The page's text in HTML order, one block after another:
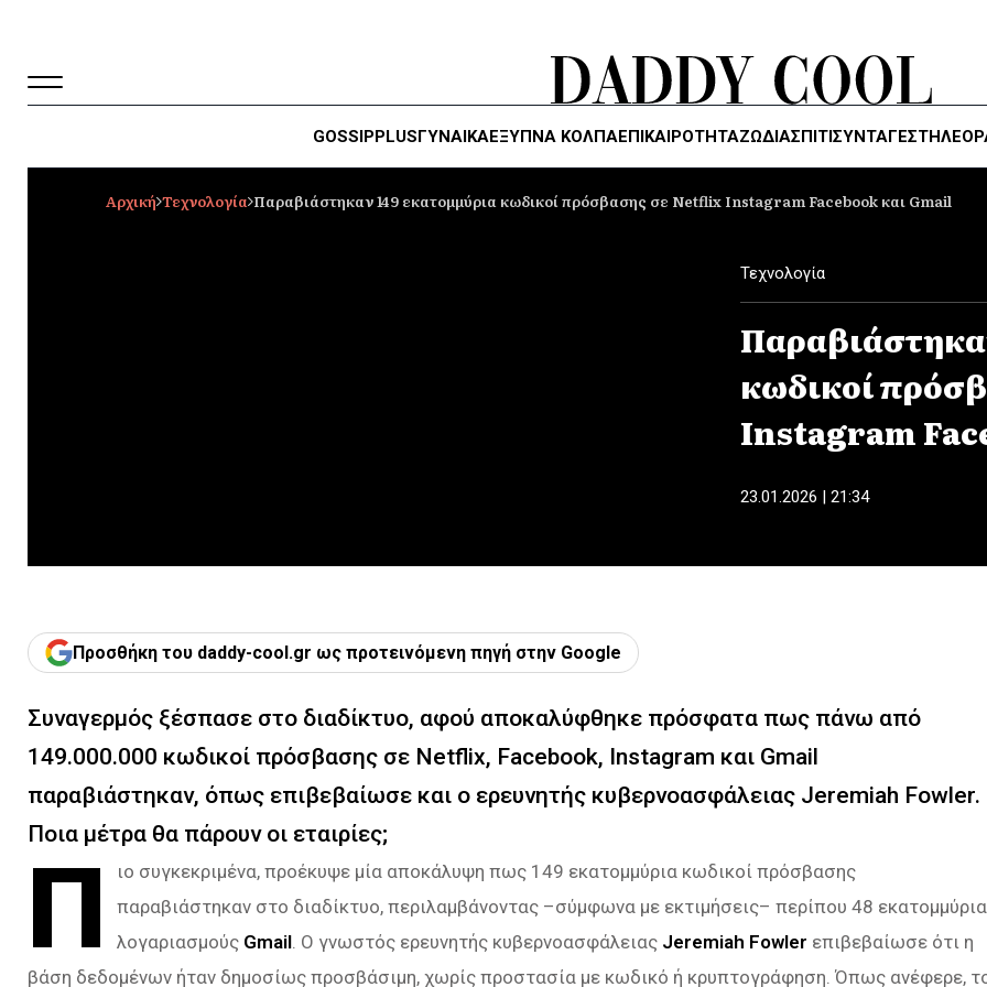
GOSSIPPLUSΓΥΝΑΙΚΑΈΞΥΠΝΑ ΚΌΛΠΑΕΠΙΚΑΙΡΟΤΗΤΑΖΏΔΙΑΣΠΙΤΙΣΥΝΤΑΓΕΣ
Αρχική Τεχνολογία Παραβιάστηκαν 149 εκατομμύρια κωδικοί πρόσβασης σε Netflix Instagram Facebook και Gmail
Τεχνολογία
κωδικοί
Instagram
23.01.2026 | 21:34
Προσθήκη του daddy-cool.gr ως προτεινόμενη πηγή στην Google
Συναγερμός ξέσπασε στο διαδίκτυο, αφού αποκαλύφθηκε πρόσφατα πως πάνω από
149.000.000 κωδικοί πρόσβασης σε Netflix, Facebook, Instagram και Gmail
παραβιάστηκαν, όπως επιβεβαίωσε και ο ερευνητής κυβερνοασφάλειας Jeremiah Fowler.
Ποια μέτρα θα πάρουν οι εταιρίες;
Π
ιο συγκεκριμένα, προέκυψε μία αποκάλυψη πως 149 εκατομμύρια κωδικοί πρόσβασης
παραβιάστηκαν στο διαδίκτυο, περιλαμβάνοντας –σύμφωνα με εκτιμήσεις– περίπου 48 εκατομμύρια
λογαριασμούς Gmail. Ο γνωστός ερευνητής κυβερνοασφάλειας Jeremiah Fowler επιβεβαίωσε ότι η
βάση δεδομένων ήταν δημοσίως προσβάσιμη, χωρίς προστασία με κωδικό ή κρυπτογράφηση. Όπως ανέφερε,